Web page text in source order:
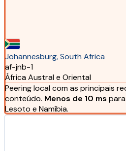
Johannesburg, South Africa
af-jnb-1
África Austral e Oriental
Peering local com as principais
conteúdo. Menos de 10 ms
Lesoto e Namíbia.